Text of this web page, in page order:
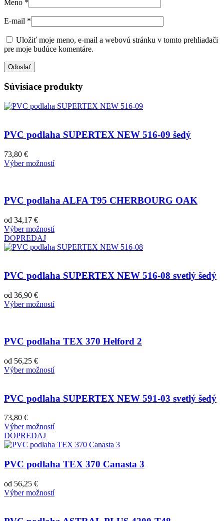
Meno *
E-mail *
Uložiť moje meno, e-mail a webovú stránku v tomto prehliadači
pre moje budúce komentáre.
Súvisiace produkty
PVC podlaha SUPERTEX NEW 516-09 šedý
73,80 €
Výber možností
PVC podlaha ALFA T95 CHERBOURG OAK
od 34,17 €
Výber možností
DOPREDAJ
PVC podlaha SUPERTEX NEW 516-08 svetlý šedý
od 36,90 €
Výber možností
PVC podlaha TEX 370 Helford 2
od 56,25 €
Výber možností
PVC podlaha SUPERTEX NEW 591-03 svetlý šedý
73,80 €
Výber možností
DOPREDAJ
PVC podlaha TEX 370 Canasta 3
od 56,25 €
Výber možností